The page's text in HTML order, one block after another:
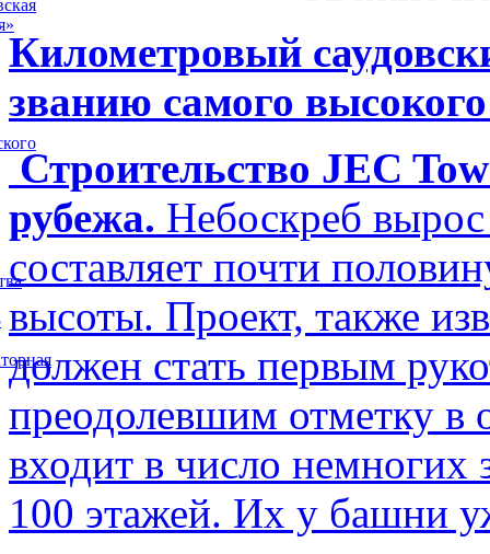
Километровый
званию самого
Строительство JEC
рубежа. Небоскреб
составляет почти
высоты. Проект, также
должен стать первым
преодолевшим отметку в
входит в число
100 этажей. Их у башни